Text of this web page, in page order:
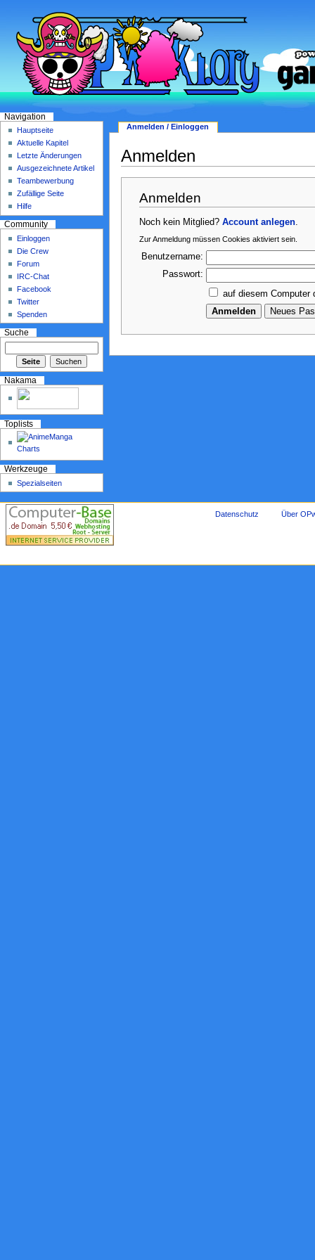
Anmelden
Anmelden
Noch kein Mitglied?Account anlegen
Zur Anmeldung müssen Cookies aktiviert sein.
Benutzername:
Passwort:
auf diesem Computer
Anmelden / Einloggen
Navigation
Hauptseite
Aktuelle Kapitel
Letzte Änderungen
Ausgezeichnete Artikel
Teambewerbung
Zufällige Seite
Hilfe
Community
Einloggen
Die Crew
Forum
IRC-Chat
Facebook
Twitter
Spenden
Suche
Nakama
Toplists
Werkzeuge
Spezialseiten
Datenschutz Über